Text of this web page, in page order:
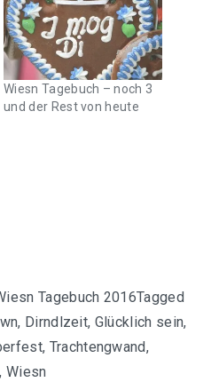
Wiesn Tagebuch – noch 3
und der Rest von heute
Tagebuch 2016Tagged
, Dirndlzeit, Glücklich sein,
, Trachtengwand,
, Wiesn